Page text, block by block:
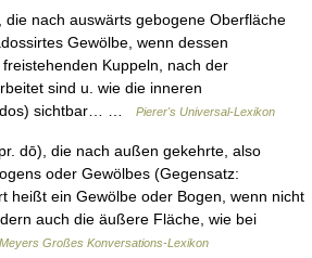
nach auswärts gebogene Oberfläche
Gewölbe, wenn dessen
Kuppeln, nach der
sind u. wie die inneren
sichtbar… …
Pierer's Universal-Lexikon
dō), die nach außen gekehrte, also
oder Gewölbes (Gegensatz:
heißt ein Gewölbe oder Bogen, wenn nicht
auch die äußere Fläche, wie bei
Meyers Großes Konversations-Lexikon